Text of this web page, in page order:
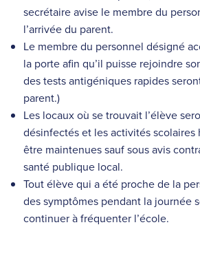
secrétaire avise le membre du
l’arrivée du parent.
Le membre du personnel désigné
la porte afin qu’il puisse rejoindre
des tests antigéniques rapides
parent.)
Les locaux où se trouvait l’élève
désinfectés et les activités
être maintenues sauf sous avis
santé publique local.
Tout élève qui a été proche de la
des symptômes pendant la journée
continuer à fréquenter l’école.